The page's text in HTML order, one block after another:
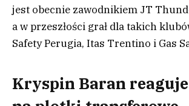
jest obecnie zawodnikiem JT
a w przeszłości grał dla takich
Safety Perugia, Itas Trentino i Gas
Kryspin Baran reaguje